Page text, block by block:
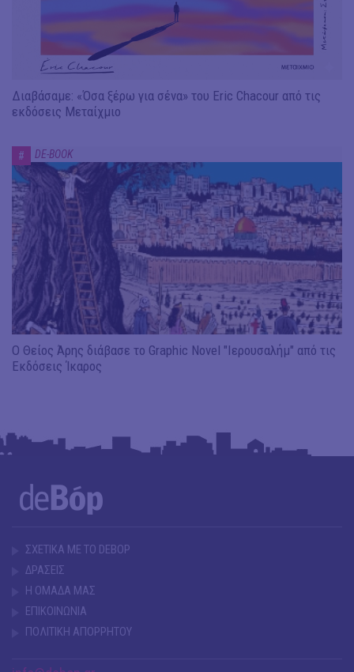
Διαβάσαμε: «Όσα ξέρω για σένα» του Eric Chacour από τις
εκδόσεις Μεταίχμιο
# DE-BOOK
Ο Θείος Άρης διάβασε το Graphic Novel "Ιερουσαλήμ" από τις
Εκδόσεις Ίκαρος
ΣΧΕΤΙΚΑ ΜΕ ΤΟ DEBOP
ΔΡΑΣΕΙΣ
Η ΟΜΑΔΑ ΜΑΣ
ΕΠΙΚΟΙΝΩΝΙΑ
ΠΟΛΙΤΙΚΗ ΑΠΟΡΡΗΤΟΥ